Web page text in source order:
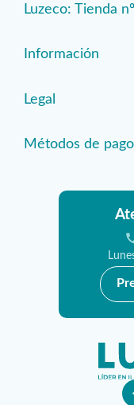
Luzeco: Tienda
Información
Legal
Métodos de pago